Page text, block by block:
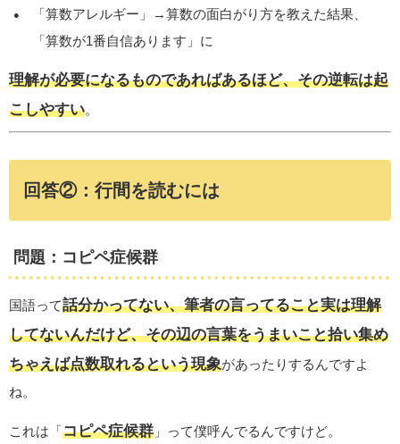
「算数アレルギー」→算数の面白がり方を教えた結果、
「算数が1番自信あります」に
理解が必要になるものであればあるほど、その逆転は起
こしやすい。
回答②：行間を読むには
問題：コピペ症候群
国語って話分かってない、筆者の言ってること実は理解
してないんだけど、その辺の言葉をうまいこと拾い集め
ちゃえば点数取れるという現象があったりするんですよ
ね。
これは「コピペ症候群 」って僕呼んでるんですけど。